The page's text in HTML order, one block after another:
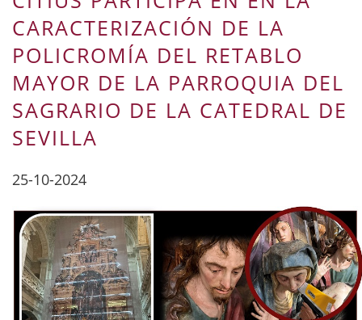
CARACTERIZACIÓN DE LA
POLICROMÍA DEL RETABLO
MAYOR DE LA PARROQUIA DEL
SAGRARIO DE LA CATEDRAL DE
SEVILLA
25-10-2024